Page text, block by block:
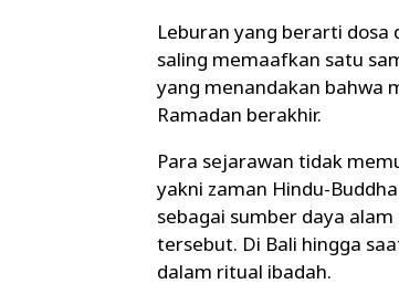
Leburan yang berarti
saling memaafkan satu
yang menandakan bahwa
Ramadan berakhir.
Para sejarawan tidak
yakni zaman Hindu-
sebagai sumber daya
tersebut. Di Bali hingga
dalam ritual ibadah.